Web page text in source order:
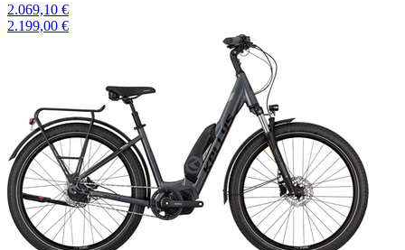
2.069,10 €
2.199,00 €